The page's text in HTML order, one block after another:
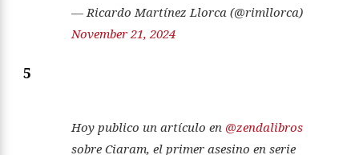
— Ricardo Martínez Llorca (@rimllorca)
November 21, 2024
5
Hoy publico un artículo en @zendalibros
sobre Ciaram, el primer asesino en serie